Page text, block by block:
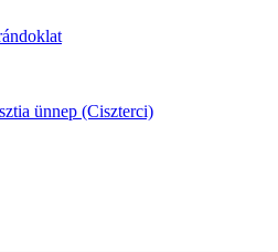
ünnep (Ciszterci)